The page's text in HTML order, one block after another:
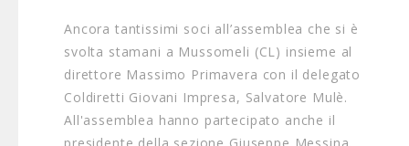
Ancora tantissimi soci all’assemblea che si è
svolta stamani a Mussomeli (CL) insieme al
direttore Massimo Primavera con il delegato
Coldiretti Giovani Impresa, Salvatore Mulè.
All'assemblea hanno partecipato anche il